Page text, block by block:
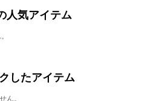
人気アイテム
したアイテム
ん。